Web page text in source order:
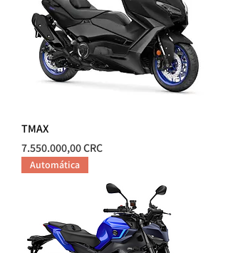
TMAX
Precio
7.550.000,00 CRC
Automática